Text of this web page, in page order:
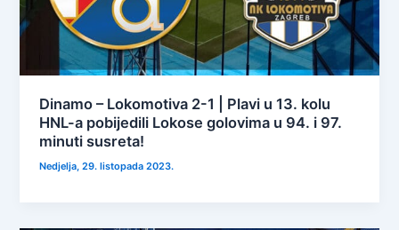
Dinamo – Lokomotiva 2-1 | Plavi u 13. kolu
HNL-a pobijedili Lokose golovima u 94. i 97.
minuti susreta!
Nedjelja, 29. listopada 2023.